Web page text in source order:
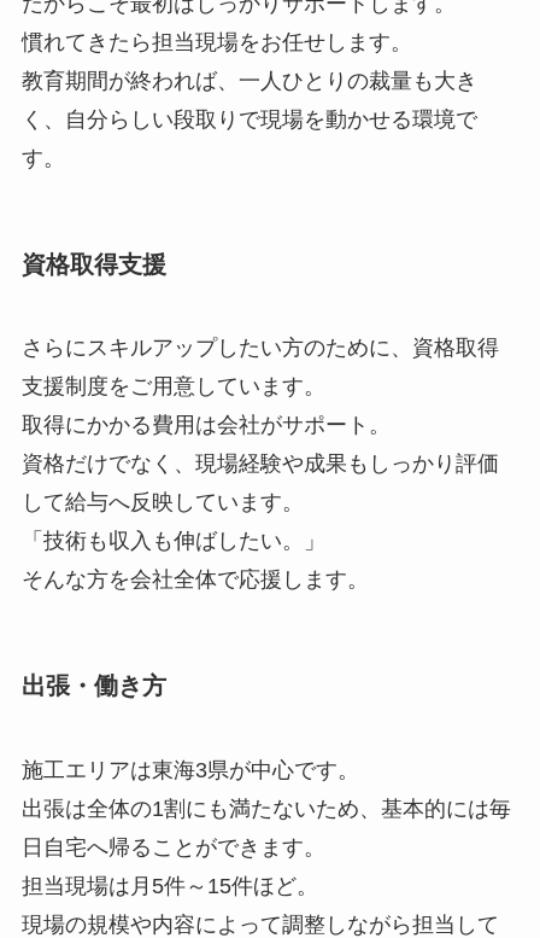
慣れてきたら担当現場をお任せします。
教育期間が終われば、一人ひとりの裁量も大き
く、自分らしい段取りで現場を動かせる環境で
す。
資格取得支援
さらにスキルアップしたい方のために、資格取得
支援制度をご用意しています。
取得にかかる費用は会社がサポート。
資格だけでなく、現場経験や成果もしっかり評価
して給与へ反映しています。
「技術も収入も伸ばしたい。」
そんな方を会社全体で応援します。
出張・働き方
施工エリアは東海3県が中心です。
出張は全体の1割にも満たないため、基本的には毎
日自宅へ帰ることができます。
担当現場は月5件～15件ほど。
現場の規模や内容によって調整しながら担当して